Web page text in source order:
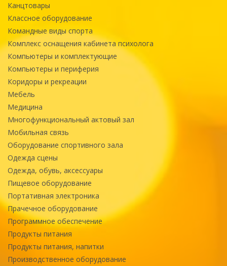
Канцтовары
Классное оборудование
Командные виды спорта
Комплекс оснащения кабинета психолога
Компьютеры и комплектующие
Компьютеры и периферия
Коридоры и рекреации
Мебель
Медицина
Многофункциональный актовый зал
Мобильная связь
Оборудование спортивного зала
Одежда сцены
Одежда, обувь, аксессуары
Пищевое оборудование
Портативная электроника
Прачечное оборудование
Программное обеспечение
Продукты питания
Продукты питания, напитки
Производственное оборудование